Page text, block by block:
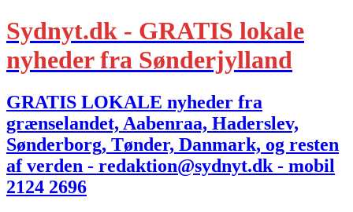
Sydnyt.dk - GRATIS lokale
nyheder fra Sønderjylland
GRATIS LOKALE nyheder fra
grænselandet, Aabenraa, Haderslev,
Sønderborg, Tønder, Danmark, og resten
af verden - redaktion@sydnyt.dk - mobil
2124 2696